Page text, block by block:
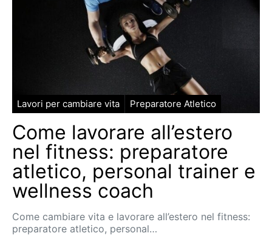
Lavori per cambiare vita Preparatore Atletico
Come lavorare all’estero
nel fitness: preparatore
atletico, personal trainer e
wellness coach
Come cambiare vita e lavorare all’estero nel fitness:
preparatore atletico, personal…